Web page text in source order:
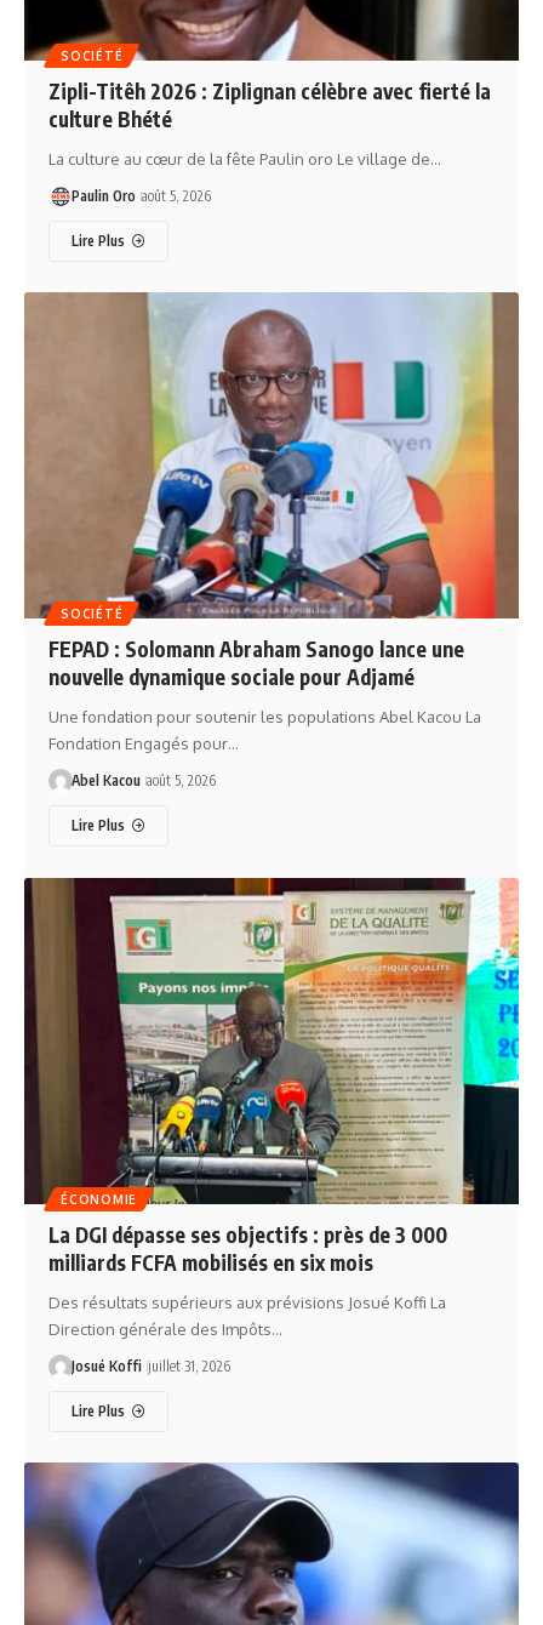
SOCIÉTÉ
Zipli-Titêh 2026 : Ziplignan célèbre avec fierté la
culture Bhété
La culture au cœur de la fête Paulin oro Le village de…
Paulin Oro août 5, 2026
Lire Plus
SOCIÉTÉ
FEPAD : Solomann Abraham Sanogo lance une
nouvelle dynamique sociale pour Adjamé
Une fondation pour soutenir les populations Abel Kacou La
Fondation Engagés pour…
Abel Kacou août 5, 2026
Lire Plus
ÉCONOMIE
La DGI dépasse ses objectifs : près de 3 000
milliards FCFA mobilisés en six mois
Des résultats supérieurs aux prévisions Josué Koffi La
Direction générale des Impôts…
Josué Koffi juillet 31, 2026
Lire Plus